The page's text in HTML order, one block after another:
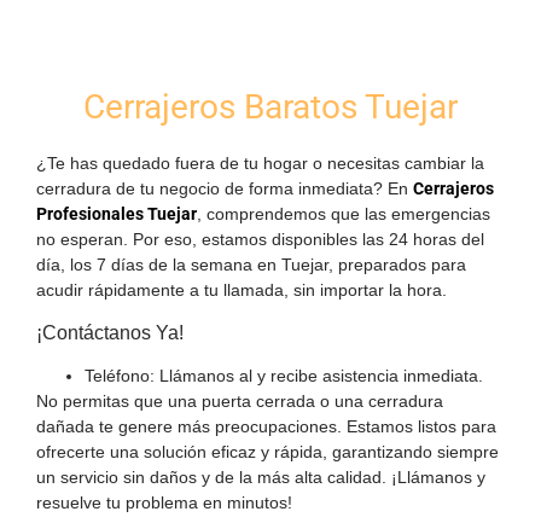
Cerrajeros Baratos Tuejar
¿Te has quedado fuera de tu hogar o necesitas cambiar la
cerradura de tu negocio de forma inmediata? En Cerrajeros
Profesionales Tuejar, comprendemos que las emergencias
no esperan. Por eso, estamos disponibles las 24 horas del
día, los 7 días de la semana en Tuejar, preparados para
acudir rápidamente a tu llamada, sin importar la hora.
¡Contáctanos Ya!
Teléfono: Llámanos al y recibe asistencia inmediata.
No permitas que una puerta cerrada o una cerradura
dañada te genere más preocupaciones. Estamos listos para
ofrecerte una solución eficaz y rápida, garantizando siempre
un servicio sin daños y de la más alta calidad. ¡Llámanos y
resuelve tu problema en minutos!